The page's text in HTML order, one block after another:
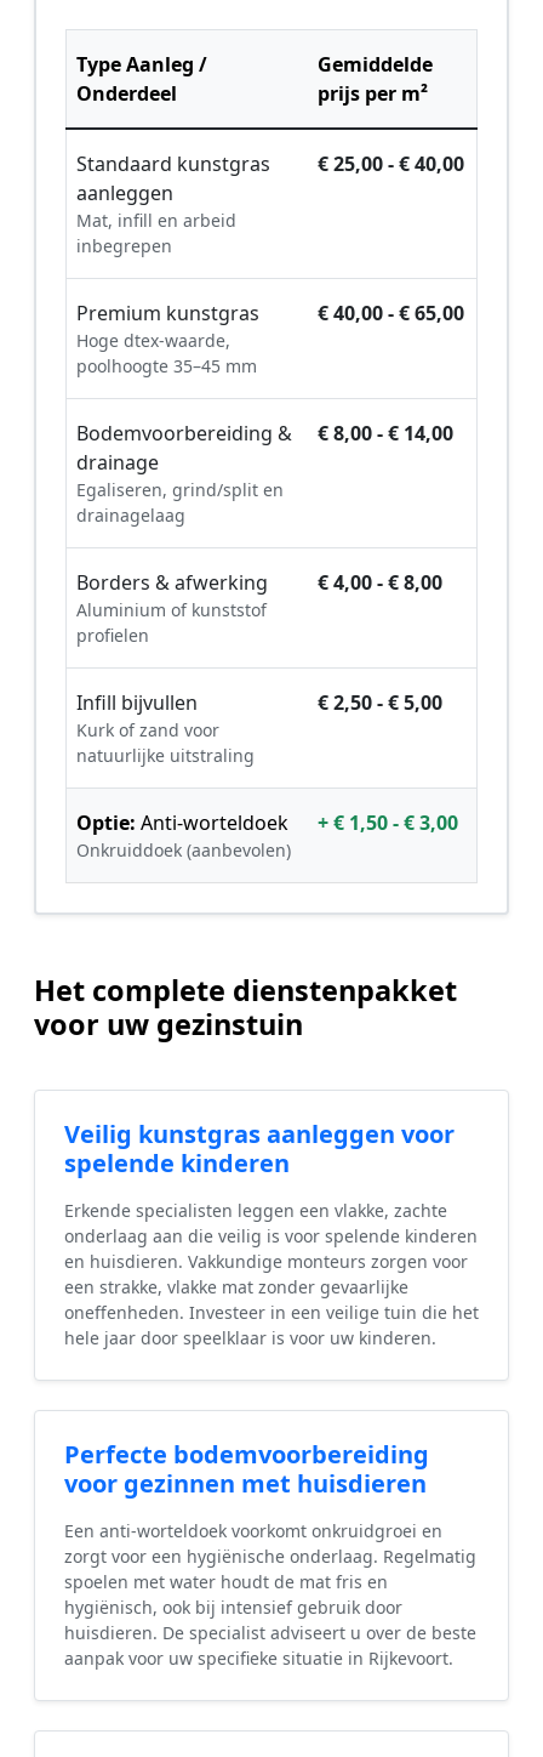
Type Aanleg /
Onderdeel
Gemiddelde
prijs per m²
Standaard kunstgras
aanleggen
Mat, infill en arbeid
inbegrepen
€ 25,00 - € 40,00
Premium kunstgras
Hoge dtex-waarde,
poolhoogte 35–45 mm
€ 40,00 - € 65,00
Bodemvoorbereiding &
drainage
Egaliseren, grind/split en
drainagelaag
€ 8,00 - € 14,00
Borders & afwerking
Aluminium of kunststof
profielen
€ 4,00 - € 8,00
Infill bijvullen
Kurk of zand voor
natuurlijke uitstraling
€ 2,50 - € 5,00
Optie: Anti-worteldoek
Onkruiddoek (aanbevolen)
+ € 1,50 - € 3,00
Het complete dienstenpakket
voor uw gezinstuin
Veilig kunstgras aanleggen voor
spelende kinderen
Erkende specialisten leggen een vlakke, zachte
onderlaag aan die veilig is voor spelende kinderen
en huisdieren. Vakkundige monteurs zorgen voor
een strakke, vlakke mat zonder gevaarlijke
oneffenheden. Investeer in een veilige tuin die het
hele jaar door speelklaar is voor uw kinderen.
Perfecte bodemvoorbereiding
voor gezinnen met huisdieren
Een anti-worteldoek voorkomt onkruidgroei en
zorgt voor een hygiënische onderlaag. Regelmatig
spoelen met water houdt de mat fris en
hygiënisch, ook bij intensief gebruik door
huisdieren. De specialist adviseert u over de beste
aanpak voor uw specifieke situatie in Rijkevoort.